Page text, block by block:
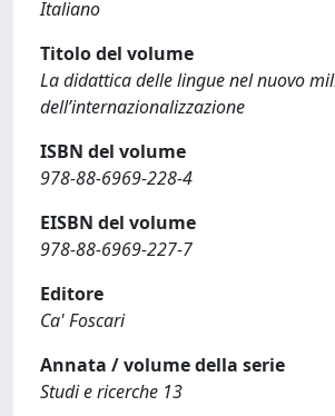
Italiano
Titolo del volume
La didattica delle lingue nel nuovo
dell’internazionalizzazione
ISBN del volume
978-88-6969-228-4
EISBN del volume
978-88-6969-227-7
Editore
Ca' Foscari
Annata / volume della serie
Studi e ricerche 13